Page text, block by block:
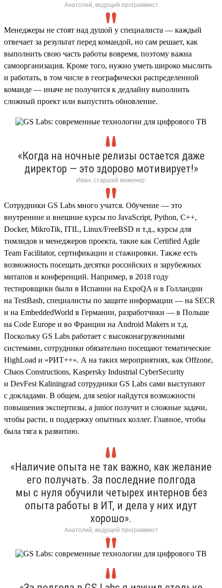
Анатолий, ведущий программист
Менеджеры не стоят над душой у специалиста — каждый
отвечает за результат перед командой, но сам решает, как
выполнить свою часть работы вовремя, поэтому важна
самоорганизация. Кроме того, нужно уметь широко мыслить
и работать, в том числе в географически распределенной
команде — иначе не получится к дедлайну выполнить
сложный проект или выпустить обновление.
«Когда на ночные релизы остается даже
директор — это здорово мотивирует!»
Иван, старший инженер:
Сотрудники GS Labs много учатся. Обучение — это
внутренние и внешние курсы по JavaScript, Python, С++,
Dоcker, MikroTik, ITIL, Linux/FreeBSD и т.д., курсы для
тимлидов и менеджеров проекта, такие как Certified Agile
Team Facilitator, сертификации и стажировки. Также есть
возможность посещать десятки российских и зарубежных
митапов и конференций. Например, в 2018 году
тестировщики были в Испании на ExpoQA и в Голландии
на TestBash, специалисты по защите информации — на SECR
и на EmbeddedWorld в Германии, разработчики — в Польше
на Code Europe и во Франции на Android Мakers и т.д.
Поскольку GS Labs работает с высоконагруженными
системами, сотрудники обязательно посещают тематические
HighLoad и «РИТ++». А на таких мероприятиях, как Offzone,
Chaos Constructions, Kaspersky Industrial CyberSecurity
и DevFest Kaliningrad сотрудники GS Labs сами выступают
с докладами. В общем, для senior найдутся возможности
повышения экспертизы, а junior получит и сложные задачи,
чтобы расти, и поддержку опытных коллег. Главное, чтобы
была тяга к развитию.
«Наличие опыта не так важно, как желание
его получать. За последние полгода
мы с нуля обучили четырех интернов без
опыта работы в ИТ, и дела у них идут
хорошо».
Анатолий, ведущий программист